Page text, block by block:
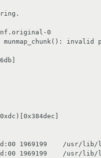
0
invalid
fd:00 1969199    /usr/
fd:00 1969199    /usr/